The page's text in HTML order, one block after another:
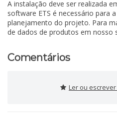
A instalação deve ser realizada
software ETS é necessário para
planejamento do projeto. Para
de dados de produtos em nosso
Comentários
Ler ou